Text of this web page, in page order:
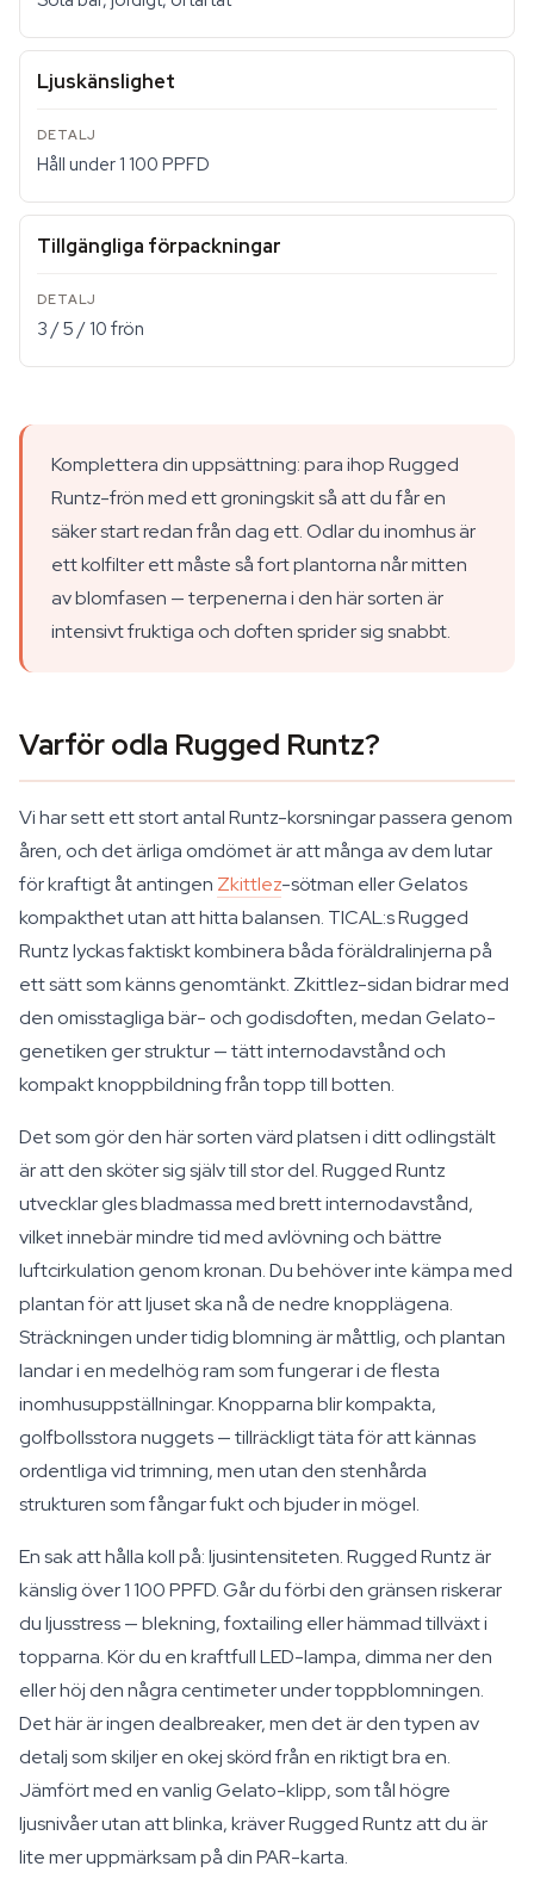
Ljuskänslighet
Håll under 1 100 PPFD
Tillgängliga förpackningar
3 / 5 / 10 frön
Komplettera din uppsättning: para ihop Rugged
Runtz-frön med ett groningskit så att du får en
säker start redan från dag ett. Odlar du inomhus är
ett kolfilter ett måste så fort plantorna når mitten
av blomfasen — terpenerna i den här sorten är
intensivt fruktiga och doften sprider sig snabbt.
Varför odla Rugged Runtz?
Vi har sett ett stort antal Runtz-korsningar passera genom
åren, och det ärliga omdömet är att många av dem lutar
för kraftigt åt antingen Zkittlez-sötman eller Gelatos
kompakthet utan att hitta balansen. TICAL:s Rugged
Runtz lyckas faktiskt kombinera båda föräldralinjerna på
ett sätt som känns genomtänkt. Zkittlez-sidan bidrar med
den omisstagliga bär- och godisdoften, medan Gelato-
genetiken ger struktur — tätt internodavstånd och
kompakt knoppbildning från topp till botten.
Det som gör den här sorten värd platsen i ditt odlingstält
är att den sköter sig själv till stor del. Rugged Runtz
utvecklar gles bladmassa med brett internodavstånd,
vilket innebär mindre tid med avlövning och bättre
luftcirkulation genom kronan. Du behöver inte kämpa med
plantan för att ljuset ska nå de nedre knopplägena.
Sträckningen under tidig blomning är måttlig, och plantan
landar i en medelhög ram som fungerar i de flesta
inomhusuppställningar. Knopparna blir kompakta,
golfbollsstora nuggets — tillräckligt täta för att kännas
ordentliga vid trimning, men utan den stenhårda
strukturen som fångar fukt och bjuder in mögel.
En sak att hålla koll på: ljusintensiteten. Rugged Runtz är
känslig över 1 100 PPFD. Går du förbi den gränsen riskerar
du ljusstress — blekning, foxtailing eller hämmad tillväxt i
topparna. Kör du en kraftfull LED-lampa, dimma ner den
eller höj den några centimeter under toppblomningen.
Det här är ingen dealbreaker, men det är den typen av
detalj som skiljer en okej skörd från en riktigt bra en.
Jämfört med en vanlig Gelato-klipp, som tål högre
ljusnivåer utan att blinka, kräver Rugged Runtz att du är
lite mer uppmärksam på din PAR-karta.